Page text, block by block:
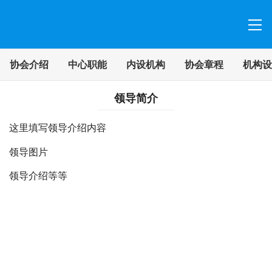
协会介绍 中心职能 内设机构 协会章程 机构
领导简介
这里填写领导介绍内容
领导图片
领导介绍等等